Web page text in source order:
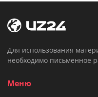
Для использования
необходимо письменное
Меню